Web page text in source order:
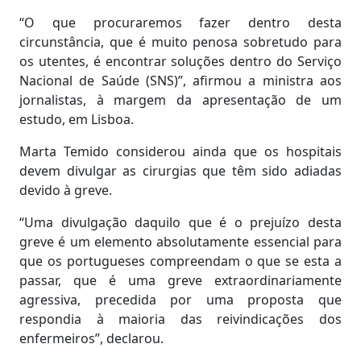
“O que procuraremos fazer dentro desta
circunstância, que é muito penosa sobretudo para
os utentes, é encontrar soluções dentro do Serviço
Nacional de Saúde (SNS)”, afirmou a ministra aos
jornalistas, à margem da apresentação de um
estudo, em Lisboa.
Marta Temido considerou ainda que os hospitais
devem divulgar as cirurgias que têm sido adiadas
devido à greve.
“Uma divulgação daquilo que é o prejuízo desta
greve é um elemento absolutamente essencial para
que os portugueses compreendam o que se esta a
passar, que é uma greve extraordinariamente
agressiva, precedida por uma proposta que
respondia à maioria das reivindicações dos
enfermeiros”, declarou.